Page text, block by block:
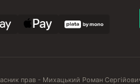
прав - Михацький Роман